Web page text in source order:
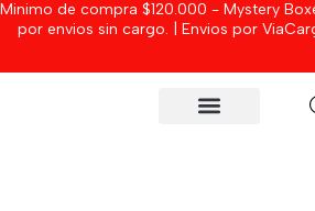
Ir
Minimo de compra $120.000 - Mystery
por envios sin cargo. | Envios por